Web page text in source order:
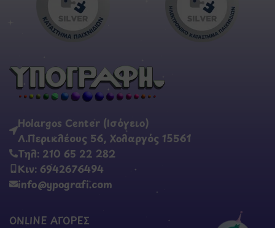
Holargos Center (Ισόγειο)
Λ.Περικλέους 56, Χολαργός 15561
Τηλ: 210 65 22 282
Κιν: 6942676494
info@ypografi.com
ONLINE ΑΓΟΡΕΣ